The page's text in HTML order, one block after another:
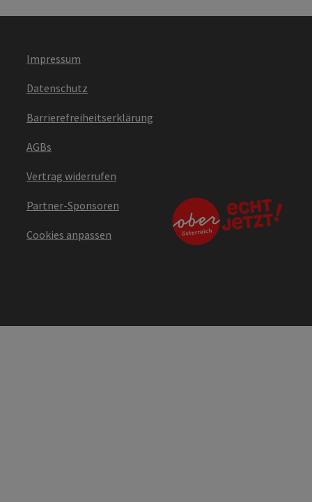
Impressum
Datenschutz
Barrierefreiheitserklärung
AGBs
Vertrag widerrufen
Partner-Sponsoren
Cookies anpassen